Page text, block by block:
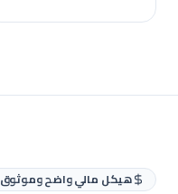
هيكل مالي واضح وموثوق